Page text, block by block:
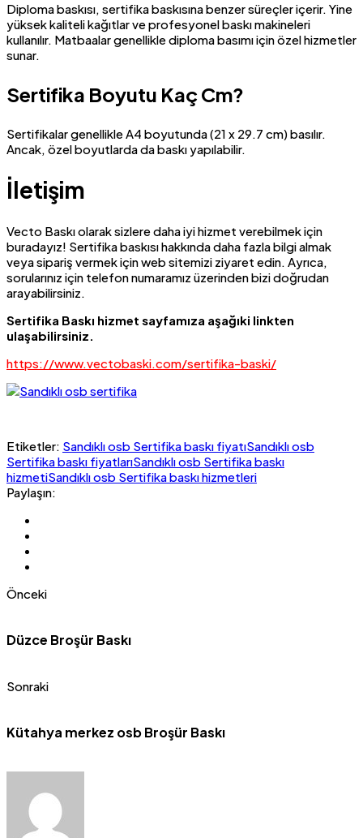
Diploma baskısı, sertifika baskısına benzer süreçler içerir. Yine
yüksek kaliteli kağıtlar ve profesyonel baskı makineleri
kullanılır. Matbaalar genellikle diploma basımı için özel hizmetler
sunar.
Sertifika Boyutu Kaç Cm?
Sertifikalar genellikle A4 boyutunda (21 x 29.7 cm) basılır.
Ancak, özel boyutlarda da baskı yapılabilir.
İletişim
Vecto Baskı olarak sizlere daha iyi hizmet verebilmek için
buradayız! Sertifika baskısı hakkında daha fazla bilgi almak
veya sipariş vermek için web sitemizi ziyaret edin. Ayrıca,
sorularınız için telefon numaramız üzerinden bizi doğrudan
arayabilirsiniz.
Sertifika Baskı hizmet sayfamıza aşağıki linkten
ulaşabilirsiniz.
https://www.vectobaski.com/sertifika-baski/
Etiketler: Sandıklı osb Sertifika baskı fiyatıSandıklı osb
Sertifika baskı fiyatlarıSandıklı osb Sertifika baskı
hizmetiSandıklı osb Sertifika baskı hizmetleri
Paylaşın:
Önceki
Düzce Broşür Baskı
Sonraki
Kütahya merkez osb Broşür Baskı